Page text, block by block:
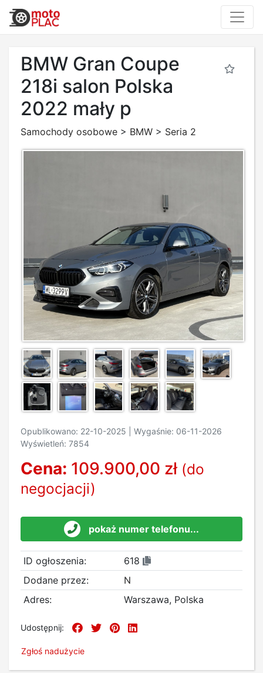
BMW Gran Coupe
218i salon Polska
2022 mały p
Samochody osobowe > BMW > Seria 2
Opublikowano: 22-10-2025 | Wygaśnie: 06-11-2026
Wyświetleń: 7854
Cena: 109.900,00 zł (do
negocjacji)
pokaż numer telefonu...
ID ogłoszenia:
618
Dodane przez:
N
Adres:
Warszawa, Polska
Udostępnij:
Zgłoś nadużycie